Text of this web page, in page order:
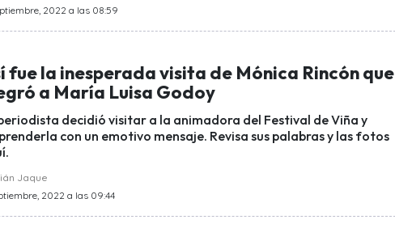
2022 a las 08:59
fue la inesperada visita de Mónica Rincón que
a María Luisa Godoy
decidió visitar a la animadora del Festival de Viña y
con un emotivo mensaje. Revisa sus palabras y las fotos
Jaque
2022 a las 09:44